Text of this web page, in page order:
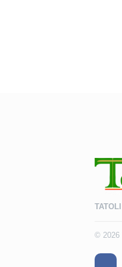
© 2026